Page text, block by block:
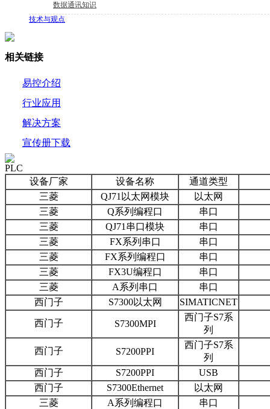
数据通讯知识
技术与观点
相关链接
易控介绍
行业应用
解决方案
宣传册下载
PLC
设备厂家
设备名称
通道类型
三菱
QJ71以太网模块
以太网
三菱
Q系列编程口
串口
三菱
QJ71串口模块
串口
三菱
FX系列串口
串口
三菱
FX系列编程口
串口
三菱
FX3U编程口
串口
三菱
A系列串口
串口
西门子
S7300以太网 SIMATICNET
西门子 S7300MPI
西门子S7系
列
西门子 S7200PPI
西门子S7系
列
西门子
S7200PPI
USB
西门子
S7300Ethernet
以太网
三菱
A系列编程口
串口